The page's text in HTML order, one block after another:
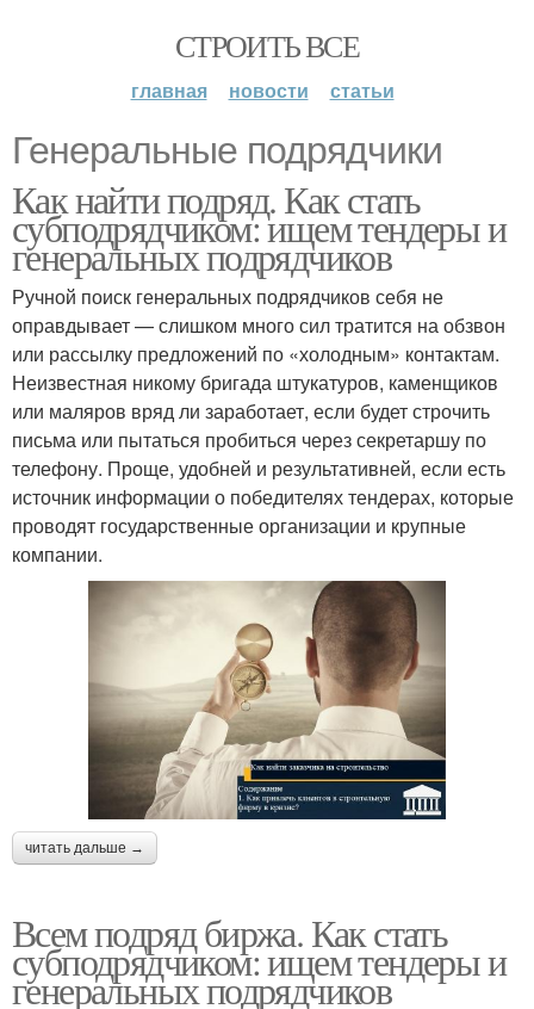
СТРОИТЬ ВСЕ
главная новости статьи
Генеральные подрядчики
Как найти подряд. Как стать
субподрядчиком: ищем тендеры и
генеральных подрядчиков
Ручной поиск генеральных подрядчиков себя не
оправдывает — слишком много сил тратится на обзвон
или рассылку предложений по «холодным» контактам.
Неизвестная никому бригада штукатуров, каменщиков
или маляров вряд ли заработает, если будет строчить
письма или пытаться пробиться через секретаршу по
телефону. Проще, удобней и результативней, если есть
источник информации о победителях тендерах, которые
проводят государственные организации и крупные
компании.
читать дальше →
Всем подряд биржа. Как стать
субподрядчиком: ищем тендеры и
генеральных подрядчиков